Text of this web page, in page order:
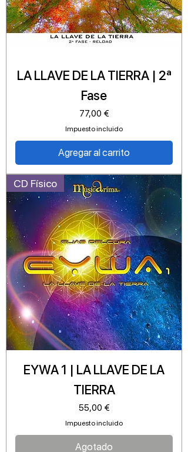
LA LLAVE DE LA TIERRA | 2ª
Fase
Precio
77,00 €
Impuesto incluido
Agregar al carrito
CD Físico
EYWA 1 | LA LLAVE DE LA
TIERRA
Precio
55,00 €
Impuesto incluido
Agotado